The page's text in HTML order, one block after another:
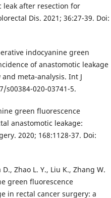
leak after resection for
Dis. 2021; 36:27-39. Doi:
indocyanine green
of anastomotic leakage
meta-analysis. Int J
s00384-020-03741-5.
green fluorescence
anastomotic leakage:
2020; 168:1128-37. Doi:
Zhao L. Y., Liu K., Zhang W.
green fluorescence
in rectal cancer surgery: a